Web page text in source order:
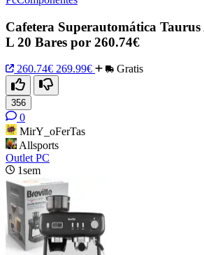
Cafetera Superautomática
L 20 Bares por 260.74€
260.74€ 269.99€ Gratis
356
0
MirY_oFerTas
Allsports
Outlet PC
1sem